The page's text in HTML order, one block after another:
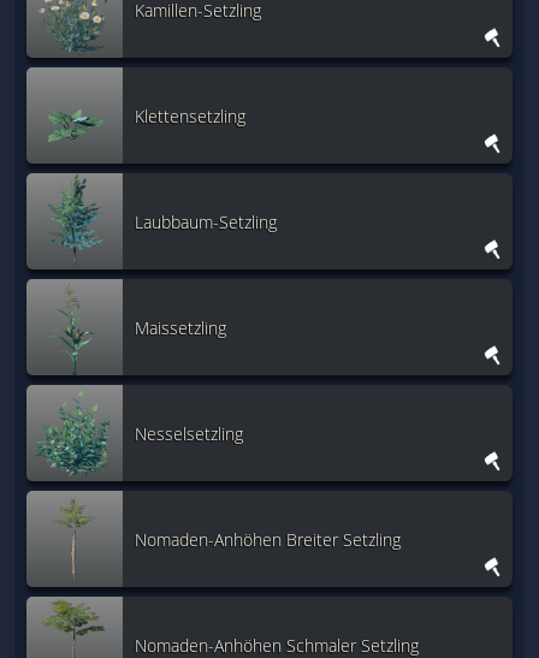
Kamillen-Setzling
Klettensetzling
Laubbaum-Setzling
Maissetzling
Nesselsetzling
Nomaden-Anhöhen Breiter Setzling
Nomaden-Anhöhen Schmaler Setzling